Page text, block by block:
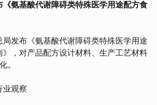
《氨基酸代谢障碍类特殊医学用途配方食
局发布《氨基酸代谢障碍类特殊医学用途
》，对产品配方设计材料、生产工艺材料
。
业观察